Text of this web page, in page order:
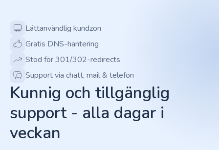
Lättanvändlig kundzon
Gratis DNS-hantering
Stöd för 301/302-redirects
Support via chatt, mail & telefon
Kunnig och tillgänglig
support - alla dagar i
veckan